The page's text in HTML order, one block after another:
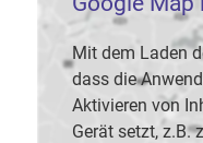
Mit dem Laden
dass die
Aktivieren von
Gerät setzt, z.B.